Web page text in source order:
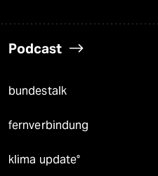
Podcast
bundestalk
fernverbindung
klima update°